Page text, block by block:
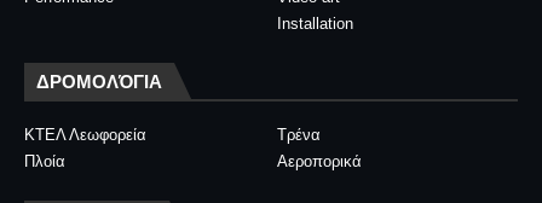
Installation
ΔΡΟΜΟΛΌΓΙΑ
ΚΤΕΛ Λεωφορεία
Τρένα
Πλοία
Αεροπορικά